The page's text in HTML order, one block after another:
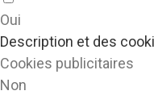
Oui
Description et des
Cookies publicitaires
Non